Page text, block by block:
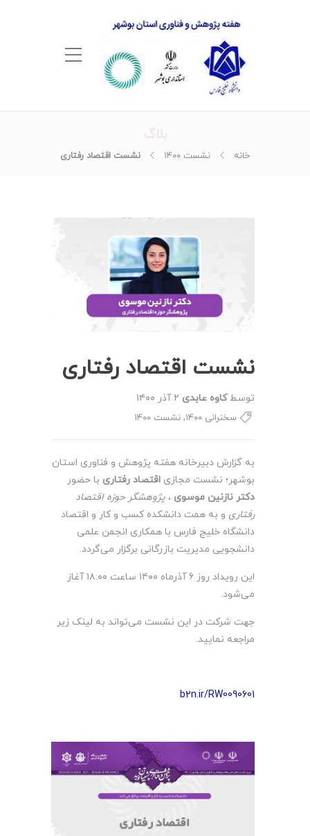
خانه نشست ۱۴۰۰ نشست اقتصاد رفتاری
نشست اقتصاد رفتاری
توسطکاوه عابدی ۲ آذر ۱۴۰۰
سخنرانی ۱۴۰۰ , نشست ۱۴۰۰
به گزارش دبیرخانه هفته پژوهش و فناوری استان
بوشهر؛ نشست مجازی اقتصاد رفتاری با حضور
دکتر نازنین موسوی ، پژوهشگر حوزه اقتصاد
رفتاری و به همت دانشکده کسب و کار و اقتصاد
دانشگاه خلیج فارس با همکاری انجمن علمی
دانشجویی مدیریت بازرگانی برگزار می‌گردد.
این رویداد روز ۶ آذرماه ۱۴۰۰ ساعت ۱۸:۰۰ آغاز
می‌شود.
جهت شرکت در این نشست می‌تواند به لینک زیر
مراجعه نمایید.
b2n.ir/RW0090601